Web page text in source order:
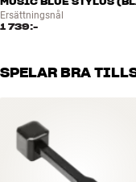
Ersättningsnål
1 739:-
SPELAR BRA